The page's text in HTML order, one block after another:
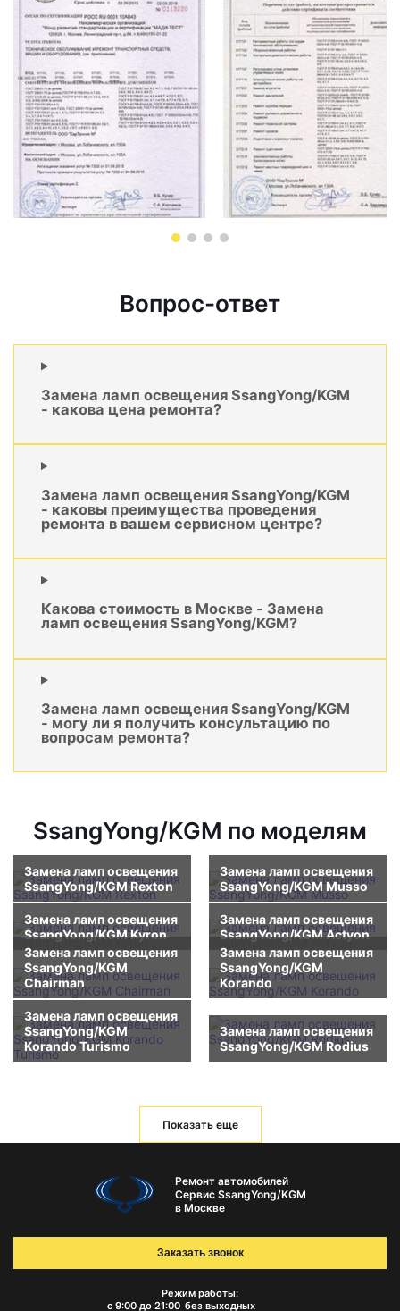
Вопрос-ответ
Замена ламп освещения SsangYong/KGM
- какова цена ремонта?
Замена ламп освещения SsangYong/KGM
- каковы преимущества проведения
ремонта в вашем сервисном центре?
Какова стоимость в Москве - Замена
ламп освещения SsangYong/KGM?
Замена ламп освещения SsangYong/KGM
- могу ли я получить консультацию по
вопросам ремонта?
SsangYong/KGM по моделям
Замена ламп освещения
SsangYong/KGM Rexton
Замена ламп освещения
SsangYong/KGM Musso
Замена ламп освещения
SsangYong/KGM Kyron
Замена ламп освещения
SsangYong/KGM Actyon
Замена ламп освещения
SsangYong/KGM
Chairman
Замена ламп освещения
SsangYong/KGM
Korando
Замена ламп освещения
SsangYong/KGM
Korando Turismo
Замена ламп освещения
SsangYong/KGM Rodius
Показать еще
Ремонт автомобилей
Сервис SsangYong/KGM
в Москве
Режим работы:
с 9:00 до 21:00 без выходных
Заказать звонок